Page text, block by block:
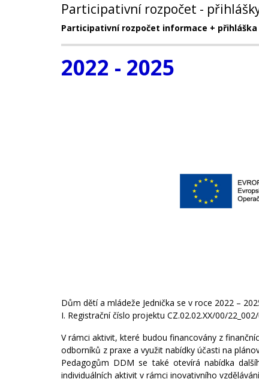
Participativní rozpočet -
Participativní rozpočet informace + přihláška
2022 - 2025
Dům dětí a mládeže Jednička se v roce 2022 –
I. Registrační číslo projektu CZ.02.02.XX/00/
V rámci aktivit, které budou financovány z
odborníků z praxe a využit nabídky účasti na
Pedagogům DDM se také otevírá nabídka
individuálních aktivit v rámci inovativního